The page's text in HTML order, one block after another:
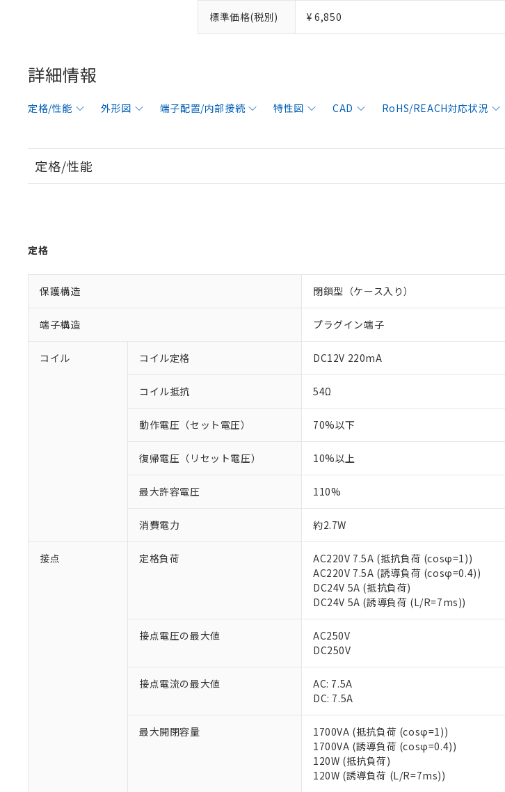
標準価格(税別) ¥ 6,850
詳細情報
定格/性能 外形図 端子配置/内部接続 特性図 CAD RoHS/REACH対応状況
定格/性能
定格
保護構造 閉鎖型（ケース入り）
端子構造 プラグイン端子
コイル コイル定格 DC12V 220mA
コイル抵抗 54Ω
動作電圧（セット電圧） 70%以下
復帰電圧（リセット電圧） 10%以上
最大許容電圧 110%
消費電力 約2.7W
接点 定格負荷
AC220V 7.5A (抵抗負荷 (cosφ=1))
AC220V 7.5A (誘導負荷 (cosφ=0.4))
DC24V 5A (抵抗負荷)
DC24V 5A (誘導負荷 (L/R=7ms))
接点電圧の最大値
AC250V
DC250V
接点電流の最大値
AC: 7.5A
DC: 7.5A
最大開閉容量
1700VA (抵抗負荷 (cosφ=1))
1700VA (誘導負荷 (cosφ=0.4))
120W (抵抗負荷)
120W (誘導負荷 (L/R=7ms))